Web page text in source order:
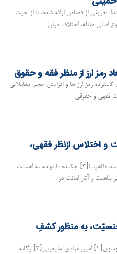
ابتدا، تعریفی از قصاص ارائه شده، تا از حیث
اصلی مقاله، اختلاف میان
رمز ارز از منظر فقه و حقوق
گسترده رمز ارز ها و افزایش حجم معاملاتی
فقهی و حقوقی
و اختلاس ازنظر فقهی،
دکتر شیرزاد امیری[۱] یزدان عزتی[۲] محمد طاهرنیا[۳] چکیده با توجه به اهمیت
ماهیت و آثار امانت در
به منظور کشفِ
محمّدمهدی کریمی نیا[۱] بدریّه زریاب موسوی[۲] امین مرادی علیعربی[۳] یگانه